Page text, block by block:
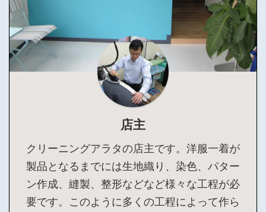
店主
クリーニングアラタの店主です。洋服一着が
製品となるまでには生地織り、染色、パター
ン作成、縫製、整形などなど様々な工程が必
要です。このように多くの工程によって作ら